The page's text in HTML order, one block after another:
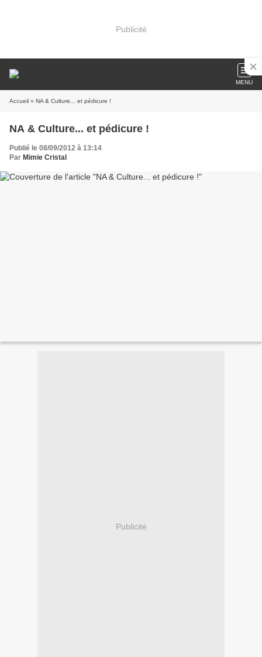
Publicité
MENU
Accueil » NA & Culture... et pédicure !
NA & Culture... et pédicure !
Publié le 08/09/2012 à 13:14
Par Mimie Cristal
Publicité